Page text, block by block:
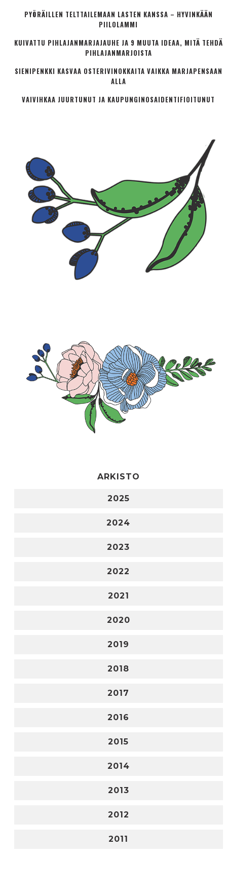
PYÖRÄILLEN TELTTAILEMAAN LASTEN KANSSA – HYVINKÄÄN
PIILOLAMMI
KUIVATTU PIHLAJANMARJAJAUHE JA 9 MUUTA IDEAA, MITÄ TEHDÄ
PIHLAJANMARJOISTA
SIENIPENKKI KASVAA OSTERIVINOKKAITA VAIKKA MARJAPENSAAN
ALLA
VAIVIHKAA JUURTUNUT JA KAUPUNGINOSA­IDENTIFIOITUNUT
ARKISTO
2025
2024
2023
2022
2021
2020
2019
2018
2017
2016
2015
2014
2013
2012
2011